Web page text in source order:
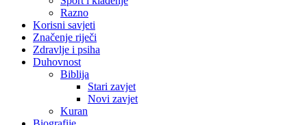
Razno
Korisni savjeti
Značenje riječi
Zdravlje i psiha
Duhovnost
Biblija
Stari zavjet
Novi zavjet
Kuran